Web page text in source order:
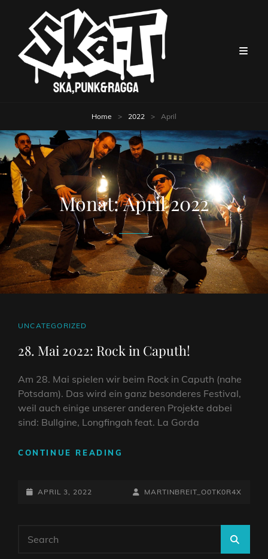
Home > 2022 > April
Monat:April 2022
CAT
UNCATEGORIZED
28. Mai 2022: Rock in Caputh!
Am 28. Mai spielen wir beim Rock in Caputh (nahe
Potsdam). Das wird ein ganz besonderes Festival,
weil auch einige unserer anderen Projekte dabei
sind: Bullgine, Longfingah feat. La Gorda
CONTINUE READING
ROCK
POSTED-
APRIL 3, 2022
BY
BYLINE
MARTINBREIT_O0TK0R4X
for: